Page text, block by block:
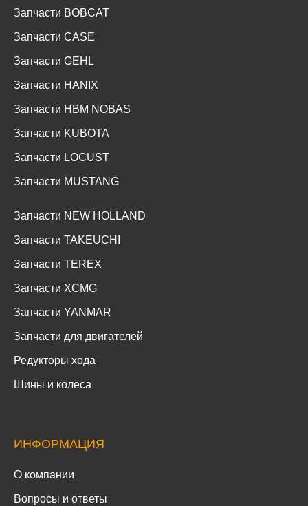
Запчасти BOBCAT
Запчасти CASE
Запчасти GEHL
Запчасти HANIX
Запчасти HBM NOBAS
Запчасти KUBOTA
Запчасти LOCUST
Запчасти MUSTANG
Запчасти NEW HOLLAND
Запчасти TAKEUCHI
Запчасти TEREX
Запчасти XCMG
Запчасти YANMAR
Запчасти для двигателей
Редукторы хода
Шины и колеса
ИНФОРМАЦИЯ
О компании
Вопросы и ответы